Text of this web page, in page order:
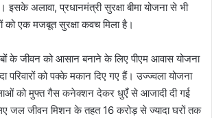
इसके अलावा, प्रधानमंत्री सुरक्षा बीमा योजना से भी
को एक मजबूत सुरक्षा कवच मिला है।
के जीवन को आसान बनाने के लिए पीएम आवास योजना
परिवारों को पक्के मकान दिए गए हैं। उज्ज्वला योजना
को मुफ्त गैस कनेक्शन देकर धुएँ से आजादी दी गई
जल जीवन मिशन के तहत 16 करोड़ से ज्यादा घरों तक